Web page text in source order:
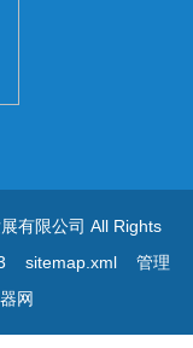
有限公司 All Rights
sitemap.xml
管理
网